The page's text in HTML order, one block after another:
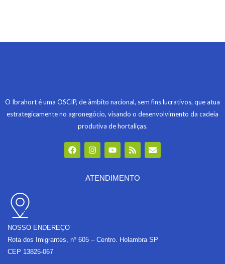
O Ibrahort é uma OSCIP, de âmbito nacional, sem fins lucrativos, que atua
estrategicamente no agronegócio, visando o desenvolvimento da cadeia
produtiva de hortaliças.
F
a
c
I
n
s
a
Y
o
u
u
R
s
s
E
n
v
ATENDIMENTO
NOSSO ENDEREÇO
Rota dos Imigrantes, nº 605 – Centro. Holambra SP
CEP 13825-067